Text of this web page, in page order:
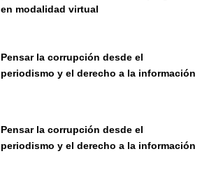
en modalidad virtual
Pensar la corrupción desde el
periodismo y el derecho a la información
Pensar la corrupción desde el
periodismo y el derecho a la información